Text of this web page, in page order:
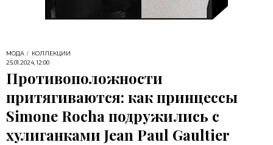
МОДА
КОЛЛЕКЦИИ
25.01.2024, 12:00
Противоположности
притягиваются: как принцессы
Simone Rocha подружились с
хулиганками Jean Paul Gaultier